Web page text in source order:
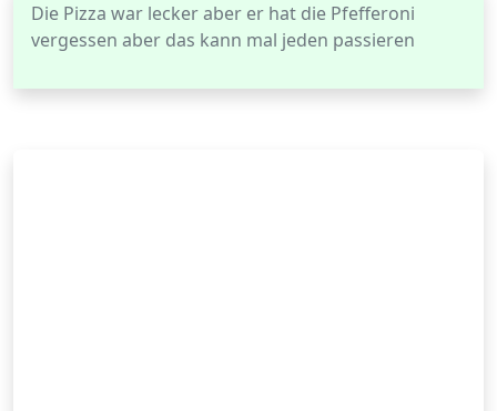
Die Pizza war lecker aber er hat die Pfefferoni
vergessen aber das kann mal jeden passieren